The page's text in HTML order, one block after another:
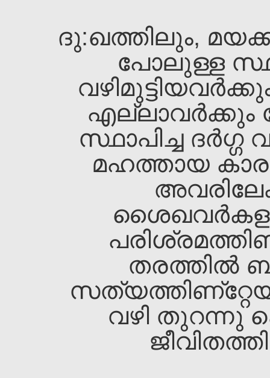
ദു:ഖത്തിലും,
പോലുള്ള
എല്ലാവര്‍ക്കും
സ്ഥാപിച്ച
മഹത്തായ
തരത്തില്‍
വഴി തുറന്നു